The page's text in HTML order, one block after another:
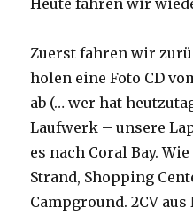
Zuerst fahren wir
holen eine Foto CD
ab (… wer hat
Laufwerk – unsere
es nach Coral Bay.
Strand, Shopping
Campground.2CV